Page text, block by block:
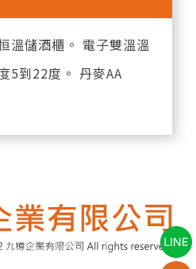
溫儲酒櫃。 電子雙溫溫
5到22度。 丹麥AA